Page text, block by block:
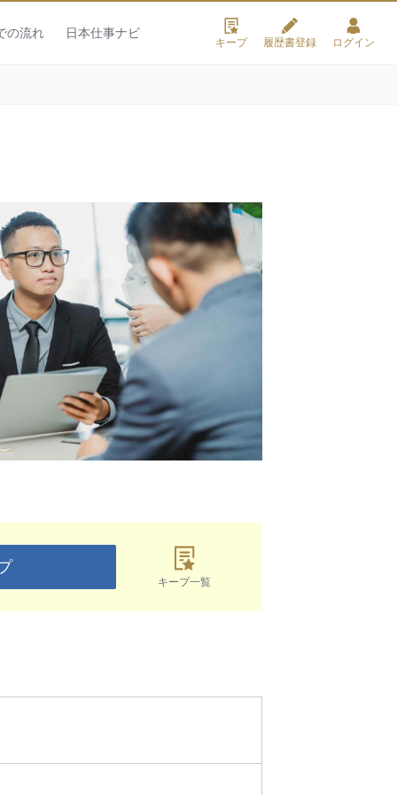
の流れ 日本仕事ナビ
キープ 履歴書登録 ログイン
キープ一覧